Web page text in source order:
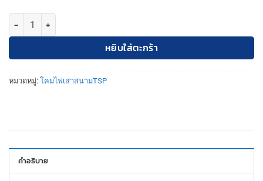
จำนวน TSP โคมไฟสนาม เสาโรมัน แก้ว 12นิ้ว นม ชิ้น
หยิบใส่ตะกร้า
หมวดหมู่: โคมไฟเสาสนามTSP
คำอธิบาย